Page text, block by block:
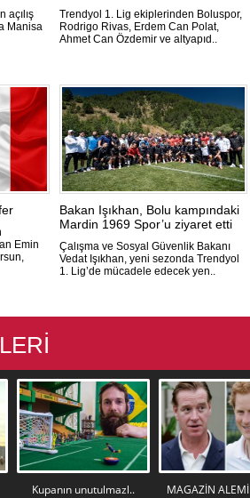
açılış
Manisa
Trendyol 1. Lig ekiplerinden Boluspor,
Rodrigo Rivas, Erdem Can Polat,
Ahmet Can Özdemir ve altyapıd..
Emin
Bakan Işıkhan, Bolu kampındaki
Mardin 1969 Spor’u ziyaret etti
Çalışma ve Sosyal Güvenlik Bakanı
Vedat Işıkhan, yeni sezonda Trendyol
1. Lig’de mücadele edecek yen..
Kupanın unutulmazl.. MAGAZİN